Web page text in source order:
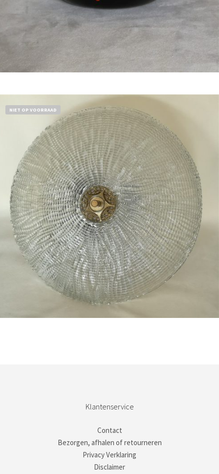
NIET OP VOORRAAD
Klantenservice
Contact
Bezorgen, afhalen of retourneren
Privacy Verklaring
Disclaimer